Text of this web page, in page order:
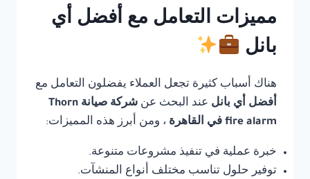
مميزات التعامل مع أفضل أي
بانل
هناك أسباب كثيرة تجعل العملاء يفضلون التعامل مع
أفضل أي بانل عند البحث عن
شركة صيانة Thorn
fire alarm في القاهرة
، ومن أبرز هذه المميزات:
خبرة عملية في تنفيذ مشروعات متنوعة.
توفير حلول تناسب مختلف أنواع المنشآت.